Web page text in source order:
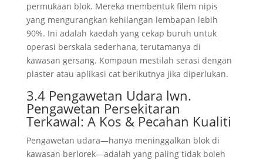
permukaan blok. Mereka membentuk filem nipis
yang mengurangkan kehilangan lembapan lebih
90%. Ini adalah kaedah yang cekap buruh untuk
operasi berskala sederhana, terutamanya di
kawasan gersang. Kompaun mestilah serasi dengan
plaster atau aplikasi cat berikutnya jika diperlukan.
3.4 Pengawetan Udara lwn.
Pengawetan Persekitaran
Terkawal: A Kos & Pecahan Kualiti
Pengawetan udara—hanya meninggalkan blok di
kawasan berlorek—adalah yang paling tidak boleh